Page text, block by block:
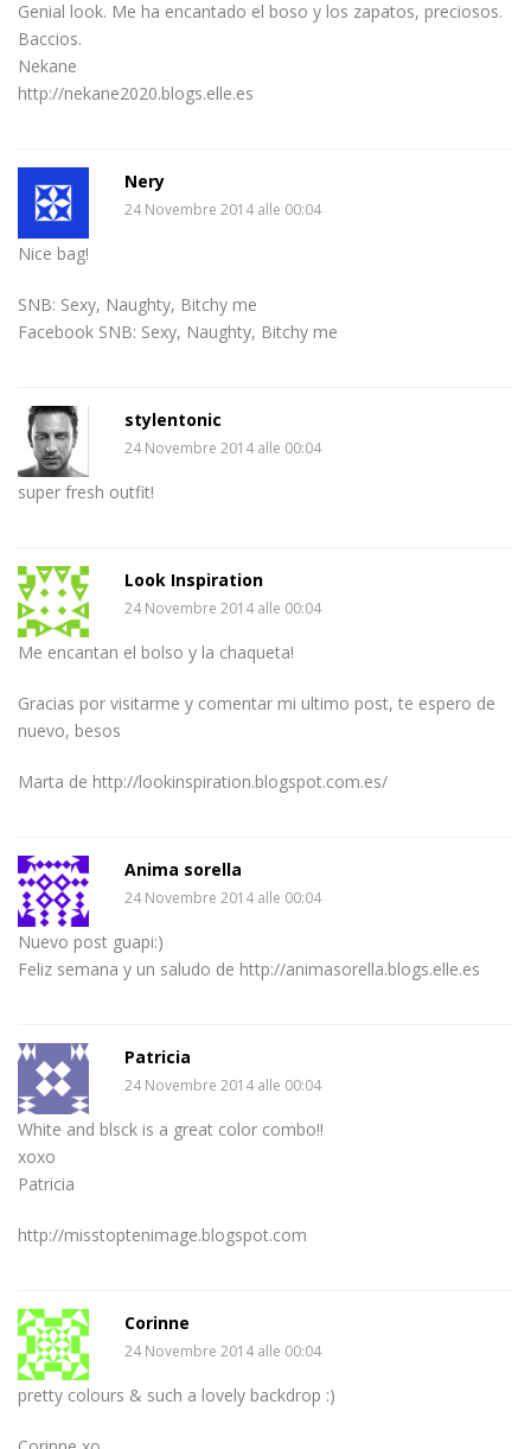
Genial look. Me ha encantado el boso y los zapatos, preciosos.
Baccios.
Nekane
http://nekane2020.blogs.elle.es
Nery
24 Novembre 2014 alle 00:04
Nice bag!
SNB: Sexy, Naughty, Bitchy me
Facebook SNB: Sexy, Naughty, Bitchy me
stylentonic
24 Novembre 2014 alle 00:04
super fresh outfit!
Look Inspiration
24 Novembre 2014 alle 00:04
Me encantan el bolso y la chaqueta!
Gracias por visitarme y comentar mi ultimo post, te espero de
nuevo, besos
Marta de http://lookinspiration.blogspot.com.es/
Anima sorella
24 Novembre 2014 alle 00:04
Nuevo post guapi:)
Feliz semana y un saludo de http://animasorella.blogs.elle.es
Patricia
24 Novembre 2014 alle 00:04
White and blsck is a great color combo!!
xoxo
Patricia
http://misstoptenimage.blogspot.com
Corinne
24 Novembre 2014 alle 00:04
pretty colours & such a lovely backdrop :)